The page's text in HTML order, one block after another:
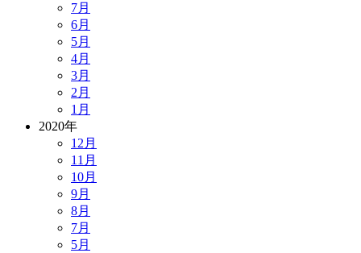
7月
6月
5月
4月
3月
2月
1月
2020年
12月
11月
10月
9月
8月
7月
5月